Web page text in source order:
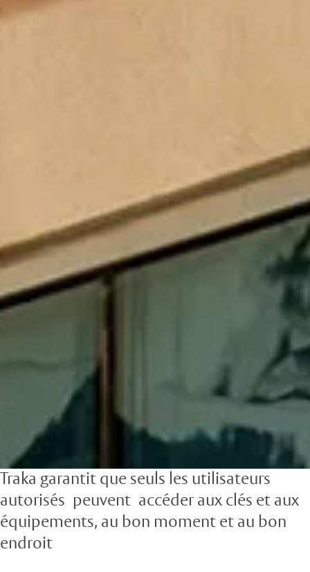
Traka garantit que seuls les utilisateurs
autorisés peuvent accéder aux clés et aux
équipements, au bon moment et au bon
endroit